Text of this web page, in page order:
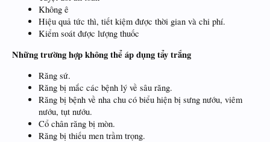
Không ê
Hiệu quả tức thì, tiết kiệm được thời gian và chi phí.
Kiểm soát được lượng thuốc
Những trường hợp không thể áp dụng tẩy trắng
Răng sứ.
Răng bị mắc các bệnh lý về sâu răng.
Răng bị bệnh về nha chu có biểu hiện bị sưng nướu, viêm
nướu, tụt nướu.
Cổ chân răng bị mòn.
Răng bị thiếu men trầm trọng.